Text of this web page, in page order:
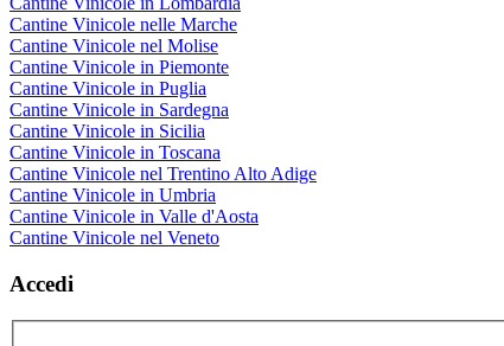
Cantine Vinicole nelle Marche
Cantine Vinicole nel Molise
Cantine Vinicole in Piemonte
Cantine Vinicole in Puglia
Cantine Vinicole in Sardegna
Cantine Vinicole in Sicilia
Cantine Vinicole in Toscana
Cantine Vinicole nel Trentino Alto Adige
Cantine Vinicole in Umbria
Cantine Vinicole in Valle d'Aosta
Cantine Vinicole nel Veneto
Accedi